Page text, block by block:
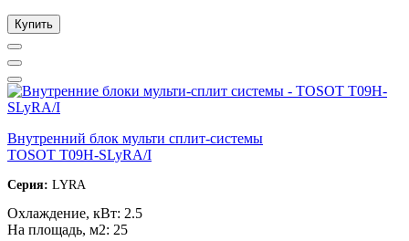
Купить
Внутренний блок мульти сплит-системы
TOSOT T09H-SLyRA/I
Серия: LYRA
Охлаждение, кВт: 2.5
На площадь, м2: 25